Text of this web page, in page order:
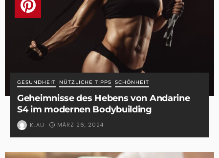
GESUNDHEIT NÜTZLICHE TIPPS SCHÖNHEIT
Geheimnisse des Hebens von Andarine
S4 im modernen Bodybuilding
KLAU MÄRZ 26, 2024